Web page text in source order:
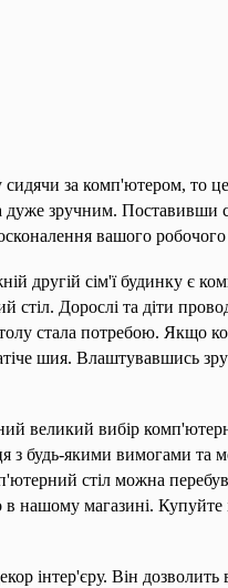
за комп'ютером, то
дуже зручним. Поставивши
вашого
другій сім'ї будинку є
стіл. Дорослі та діти
стала потребою. Якщо
шия. Влаштувавшись
великий вибір
з будь-якими вимогами та
стіл можна
в нашому магазині.
інтер'єру. Він дозволить